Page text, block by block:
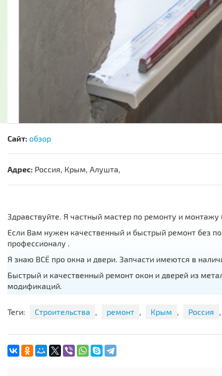
Сайт: обзор
Адрес: Россия, Крым, Алушта,
Здравствуйте. Я частный мастер по ремонту и монтажу
Если Вам нужен качественный и быстрый ремонт без
профессионалу .
Я знаю ВСЁ про окна и двери. Запчасти имеются в
Быстрый и качественный ремонт окон и дверей из
модификаций.
Регулировка, смазка, замена фурнитуры, ручек, замков
Установка "детского замка".
Заказ москитных сеток, замена битого стекла и
Теги: Строительства , ремонт , Крым , Россия ,